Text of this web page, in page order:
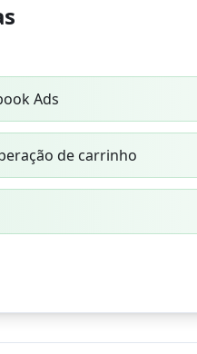
Ads
de carrinho